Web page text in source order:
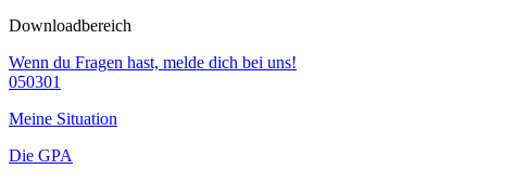
Downloadbereich
Wenn du Fragen hast, melde dich bei uns!
050301
Meine Situation
Die GPA